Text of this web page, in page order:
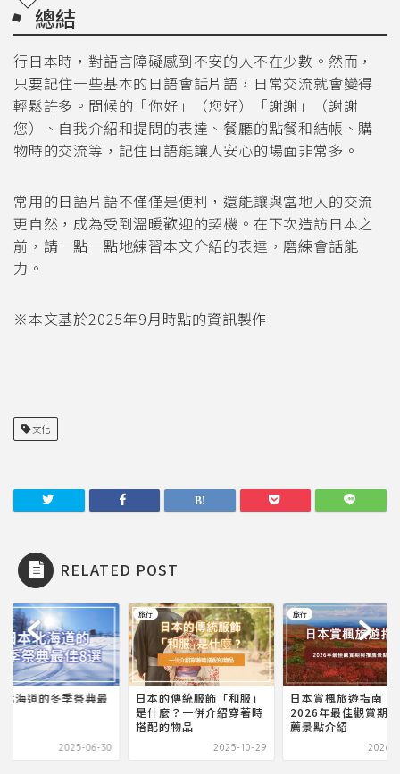
總結
行日本時，對語言障礙感到不安的人不在少數。然而，
只要記住一些基本的日語會話片語，日常交流就會變得
輕鬆許多。問候的「你好」（您好）「謝謝」（謝謝
您）、自我介紹和提問的表達、餐廳的點餐和結帳、購
物時的交流等，記住日語能讓人安心的場面非常多。
常用的日語片語不僅僅是便利，還能讓與當地人的交流
更自然，成為受到溫暖歡迎的契機。在下次造訪日本之
前，請一點一點地練習本文介紹的表達，磨練會話能
力。
※本文基於2025年9月時點的資訊製作
文化
RELATED POST
北海道的冬季祭典最
2025-06-30
旅行
日本的傳統服飾「和服」
是什麼？一併介紹穿著時
搭配的物品
2025-10-29
旅行
日本賞楓旅遊指南｜
2026年最佳觀賞期
薦景點介紹
2026-